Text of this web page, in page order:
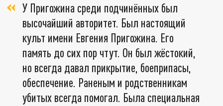
У Пригожина среди подчинённых был
высочайший авторитет. Был настоящий
культ имени Евгения Пригожина. Его
память до сих пор чтут. Он был жёстокий,
но всегда давал прикрытие, боеприпасы,
обеспечение. Раненым и родственникам
убитых всегда помогал. Была специальная